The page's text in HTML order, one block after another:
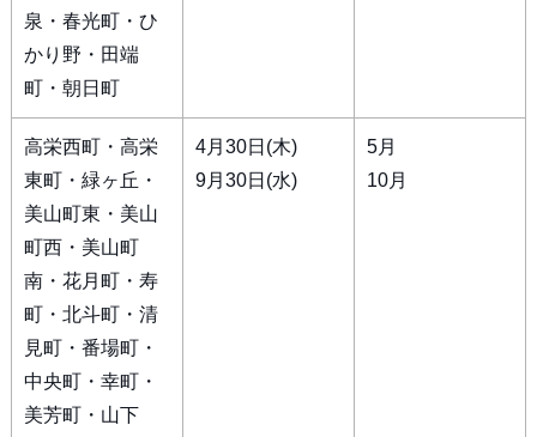
泉・春光町・ひ
かり野・田端
町・朝日町
高栄西町・高栄
東町・緑ヶ丘・
美山町東・美山
町西・美山町
南・花月町・寿
町・北斗町・清
見町・番場町・
中央町・幸町・
美芳町・山下
4月30日(木)
9月30日(水)
5月
10月